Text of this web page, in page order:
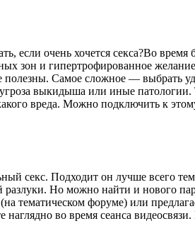
Во время
зон и гипертрофированное
Самое сложное — выбрать
выкидыша или иные патологии.
вреда. Можно подключить к
секс. Подходит он лучше всего
Но можно найти и нового
тематическом форуме) или
во время сеанса